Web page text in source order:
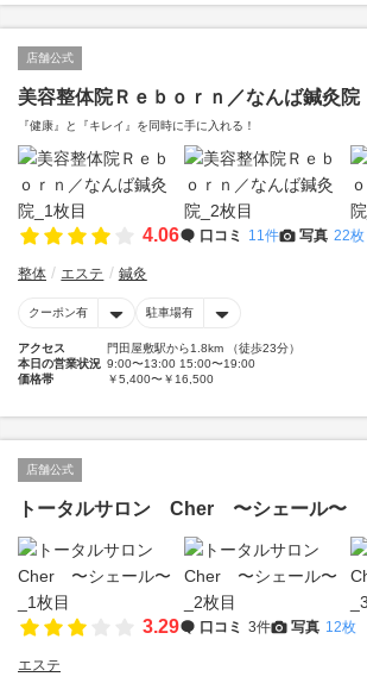
店舗公式
美容整体院Ｒｅｂｏｒｎ／なんば鍼灸院
『健康』と『キレイ』を同時に手に入れる！
4.06 口コミ 11件 写真 22枚
整体 エステ 鍼灸
クーポン有 駐車場有
アクセス
門田屋敷駅から1.8km （徒歩23分）
本日の営業状況 9:00〜13:00 15:00〜19:00
価格帯
￥5,400〜￥16,500
店舗公式
トータルサロン Cher 〜シェール〜
3.29 口コミ 3件 写真 12枚
エステ